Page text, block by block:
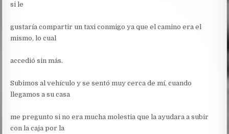
si le
gustaría compartir un taxi conmigo ya que el camino era el
mismo, lo cual
accedió sin más.
Subimos al vehículo y se sentó muy cerca de mí, cuando
llegamos a su casa
me pregunto si no era mucha molestia que la ayudara a subir
con la caja por la